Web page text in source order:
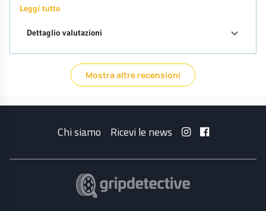
bene..Non so se le ricomprerei ma solo per il prezzo più alto
Leggi tutto
Dettaglio valutazioni
Mostra altre recensioni
Chi siamo Ricevi le news